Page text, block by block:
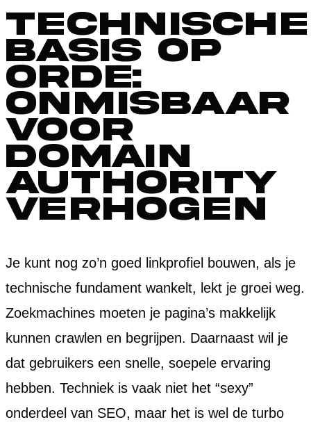
Technische
basis op
orde:
onmisbaar
voor
domain
authority
verhogen
Je kunt nog zo’n goed linkprofiel bouwen, als je
technische fundament wankelt, lekt je groei weg.
Zoekmachines moeten je pagina’s makkelijk
kunnen crawlen en begrijpen. Daarnaast wil je
dat gebruikers een snelle, soepele ervaring
hebben. Techniek is vaak niet het “sexy”
onderdeel van SEO, maar het is wel de turbo